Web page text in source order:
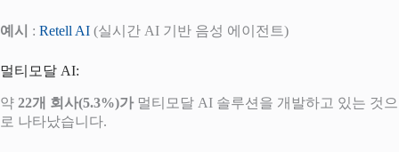
예시 : Retell AI (실시간 AI 기반 음성 에이전트)
멀티모달 AI:
약 22개 회사(5.3%)가 멀티모달 AI 솔루션을 개발하고 있는 것으
로 나타났습니다.